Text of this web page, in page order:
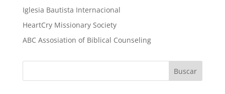
Iglesia Bautista Internacional
HeartCry Missionary Society
ABC Assosiation of Biblical Counseling